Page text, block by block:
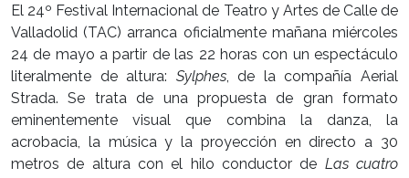
El 24º Festival Internacional de Teatro y Artes de Calle de
Valladolid (TAC) arranca oficialmente mañana miércoles
24 de mayo a partir de las 22 horas con un espectáculo
literalmente de altura: Sylphes, de la compañía Aerial
Strada. Se trata de una propuesta de gran formato
eminentemente visual que combina la danza, la
acrobacia, la música y la proyección en directo a 30
metros de altura con el hilo conductor de Las cuatro